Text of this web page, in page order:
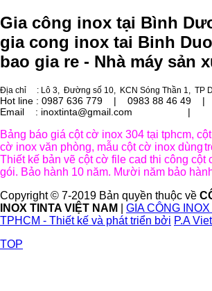
Gia công inox tại Bình
gia cong inox tai Binh
bao gia re - Nhà máy sản
Địa chỉ : Lô 3, Đường số 10, KCN Sóng Thần 1, TP
Hot line : 0987 636 779 | 0983 88 46 49 |
Email : inoxtinta@gmail.com |
Bảng báo giá cột cờ inox 304 tại tphcm,
cờ inox văn phòng, mẫu cột cờ inox dùng
Thiết kế bản vẽ cột cờ file cad thi công cột
gói. Bảo hành 10 năm. Mười năm bảo
Copyright © 7-2019 Bản quyền thuộc về
INOX TINTA VIỆT NAM
GIA CÔNG
TPHCM - Thiết kế và phát triển bởi P.A
TOP